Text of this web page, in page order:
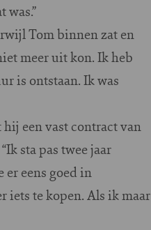
Tom binnen zat en
meer uit kon. Ik heb
is ontstaan. Ik was
een vast contract van
sta pas twee jaar
eens goed in
iets te kopen. Als ik maar